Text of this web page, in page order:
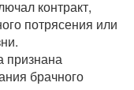
контракт,
потрясения или
признана
брачного